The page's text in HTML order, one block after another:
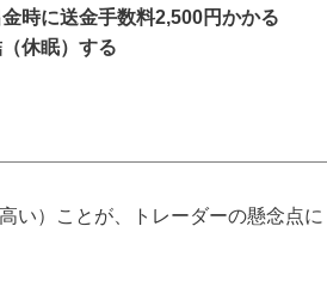
金時に送金手数料2,500円かかる
（休眠）する
い）ことが、トレーダーの懸念点に